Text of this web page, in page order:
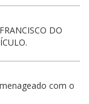
DO
com o